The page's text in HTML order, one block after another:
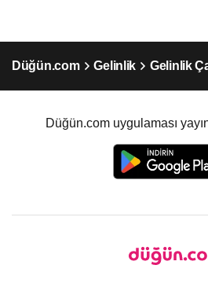
Düğün.com Gelinlik Gelinlik
Düğün.com uygulaması